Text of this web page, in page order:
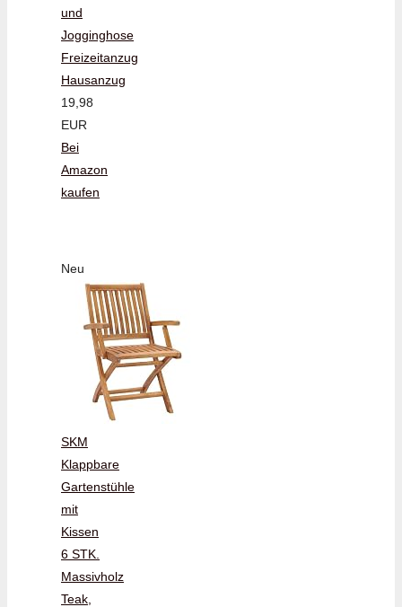
und
Jogginghose
Freizeitanzug
Hausanzug
19,98
EUR
Bei
Amazon
kaufen
Neu
SKM
Klappbare
Gartenstühle
mit
Kissen
6 STK.
Massivholz
Teak,